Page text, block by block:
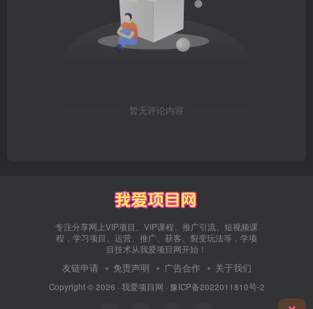
暂无评论内容
专注分享网上VIP项目、VIP课程、推广引流、短视频课
程，学习项目、运营、推广、获客、裂变玩法等，学项
目技术从我爱项目网开始！
友链申请 免责声明 广告合作 关于我们
Copyright © 2026 · 我爱项目网 · 豫ICP备2022011810号-2